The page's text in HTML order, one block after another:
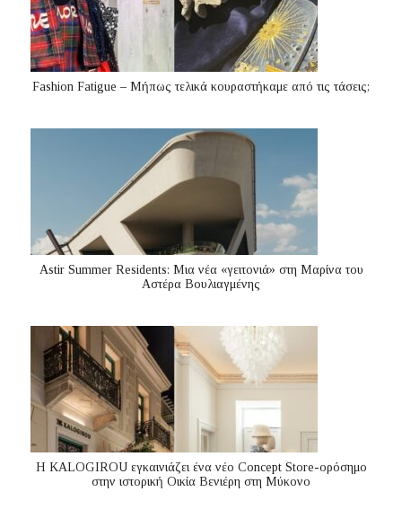
Fashion Fatigue – Μήπως τελικά κουραστήκαμε από τις τάσεις;
Astir Summer Residents: Μια νέα «γειτονιά» στη Μαρίνα του
Αστέρα Βουλιαγμένης
Η KALOGIROU εγκαινιάζει ένα νέο Concept Store-ορόσημο
στην ιστορική Οικία Βενιέρη στη Μύκονο